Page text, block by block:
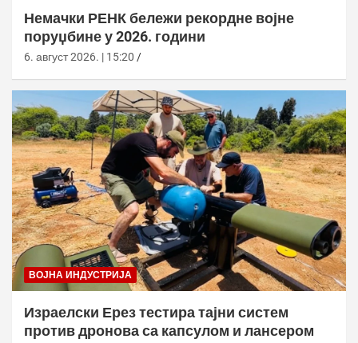
Немачки РЕНК бележи рекордне војне
поруџбине у 2026. години
6. август 2026. | 15:20
ВОЈНА ИНДУСТРИЈА
Израелски Ерез тестира тајни систем
против дронова са капсулом и лансером